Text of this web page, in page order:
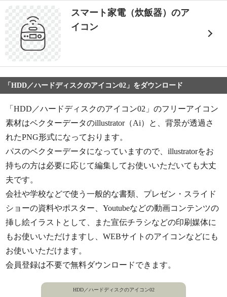
スマート家電（炊飯器）のア
イコン
「HDD／ハードディスクのアイコン02」をダウンロード
「HDD／ハードディスクのアイコン02」のフリーアイコン
素材はベクターデータのillustrator（Ai）と、背景が透過さ
れたPNG形式になっております。
パスのベクターデータになっていますので、illustratorをお
持ちの方は必要に応じて編集してお使いいただいても大丈
夫です。
会社や学校などで使う一般的な書類、プレゼン・スライド
ショーの資料やポスター、Youtubeなどの動画コンテンツの
挿し絵イラストとして、また宣伝チラシなどの印刷媒体に
もお使いいただけますし、WEBサイトのアイコンなどにも
お使いいただけます。
会員登録は不要で無料ダウンロードできます。
HDD／ハードディスクのアイコン02